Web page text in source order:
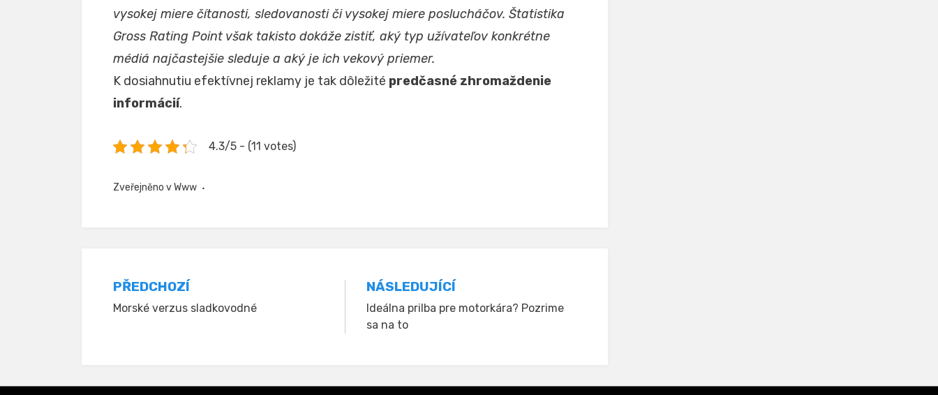
vysokej miere čítanosti, sledovanosti či vysokej miere poslucháčov. Štatistika
Gross Rating Point však takisto dokáže zistiť, aký typ užívateľov konkrétne
médiá najčastejšie sleduje a aký je ich vekový priemer.
K dosiahnutiu efektívnej reklamy je tak dôležité predčasné zhromaždenie
informácií.
4.3/5 - (11 votes)
Zveřejněno vWww
Navigace
pro
PŘEDCHOZÍ
Morské verzus sladkovodné
NÁSLEDUJÍCÍ
Ideálna prilba pre motorkára? Pozrime
sa na to